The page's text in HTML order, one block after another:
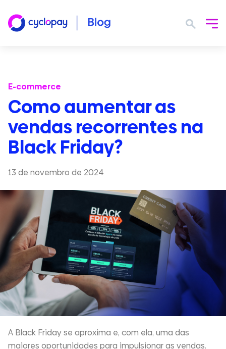
E-commerce
Como aumentar as
vendas recorrentes na
Black Friday?
13 de novembro de 2024
A Black Friday se aproxima e, com ela, uma das
maiores oportunidades para impulsionar as vendas.